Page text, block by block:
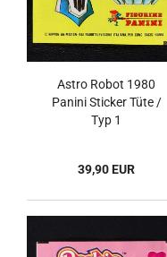
Astro Robot 1980
Panini Sticker Tüte /
Typ 1
39,90 EUR